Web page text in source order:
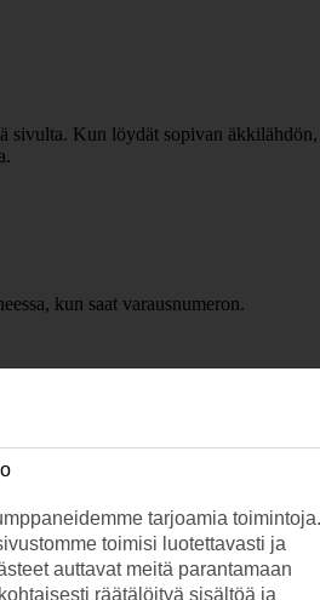
Kun löydät sopivan
kun saat varausnumeron.
tarjoamia toimintoja.
toimisi luotettavasti ja
auttavat meitä parantamaan
räätälöityä sisältöä ja